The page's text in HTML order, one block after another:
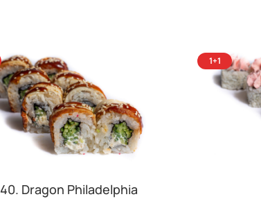
40. Dragon Philadelphia